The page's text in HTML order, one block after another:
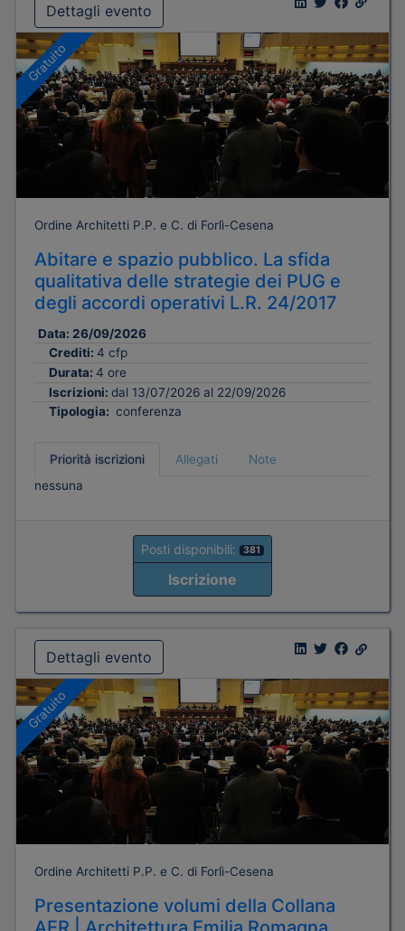
Dettagli evento
Gratuito
Ordine Architetti P.P. e C. di Forlì-Cesena
Abitare e spazio pubblico. La sfida
qualitativa delle strategie dei PUG e
degli accordi operativi L.R. 24/2017
Data: 26/09/2026
Crediti: 4 cfp
Durata: 4 ore
Iscrizioni: dal 13/07/2026 al 22/09/2026
Tipologia: conferenza
Priorità iscrizioni Allegati
Note
nessuna
Posti disponibili: 381
Iscrizione
Dettagli evento
Gratuito
Ordine Architetti P.P. e C. di Forlì-Cesena
Presentazione volumi della Collana